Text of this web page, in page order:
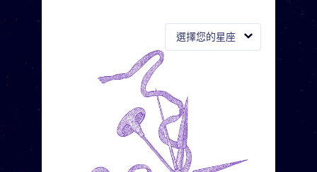
選擇您的星座